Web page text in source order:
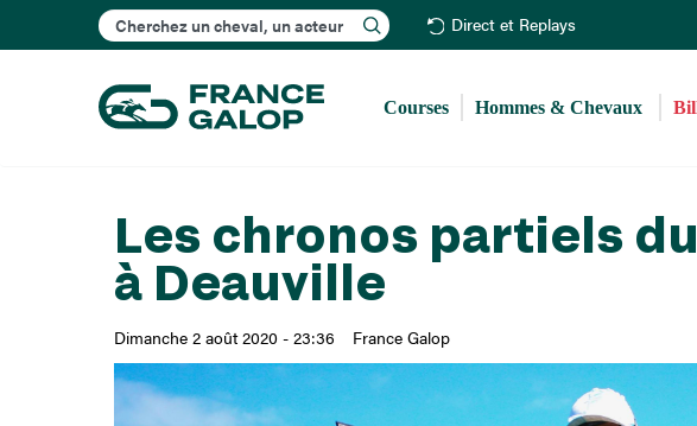
Rechercher Direct et Replays
Courses Hommes & Chevaux
Les chronos partiels
à Deauville
Dimanche 2 août 2020 - 23:36 France Galop